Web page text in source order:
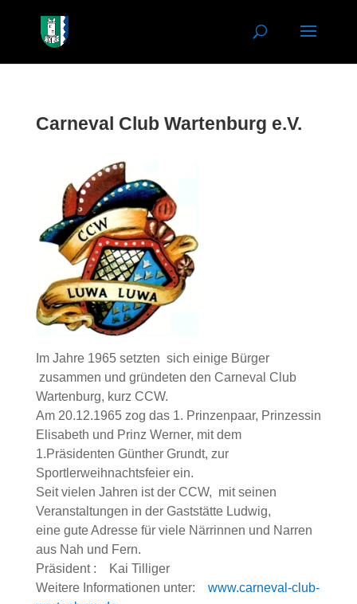
Carneval Club Wartenburg e.V.
Im Jahre 1965 setzten sich einige Bürger
zusammen und gründeten den Carneval Club
Wartenburg, kurz CCW.
Am 20.12.1965 zog das 1. Prinzenpaar, Prinzessin
Elisabeth und Prinz Werner, mit dem
1.Präsidenten Günther Grundt, zur
Sportlerweihnachtsfeier ein.
Seit vielen Jahren ist der CCW, mit seinen
Veranstaltungen in der Gaststätte Ludwig,
eine gute Adresse für viele Närrinnen und Narren
aus Nah und Fern.
Präsident : Kai Tilliger
Weitere Informationen unter: www.carneval-club-